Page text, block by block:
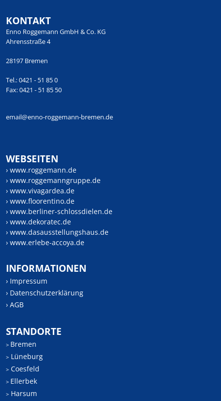
KONTAKT
Enno Roggemann GmbH & Co. KG
Ahrensstraße 4
28197 Bremen
Tel.: 0421 - 51 85 0
Fax: 0421 - 51 85 50
email@enno-roggemann-bremen.de
WEBSEITEN
› www.roggemann.de
› www.roggemanngruppe.de
› www.vivagardea.de
› www.floorentino.de
› www.berliner-schlossdielen.de
› www.dekoratec.de
› www.dasausstellungshaus.de
› www.erlebe-accoya.de
INFORMATIONEN
› Impressum
› Datenschutzerklärung
› AGB
STANDORTE
> Bremen
> Lüneburg
> Coesfeld
> Ellerbek
> Harsum